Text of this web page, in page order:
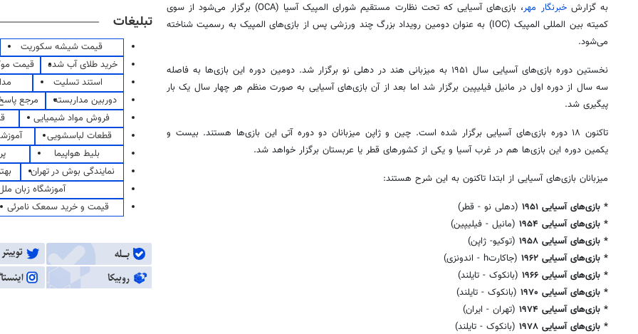
به گزارشخبرنگار مهر
، بازی‌های آسیایی که تحت نظارت مستقیم شورای المپیک آسیا (OCA) برگزار می‌شود از سوی
کمیته بین المللی
المپیک (IOC) به عنوان دومین رویداد بزرگ چند ورزشی پس از بازی‌های المپیک به رسمیت شناخته
می‌شود.
نخستین دوره بازی‌های آسیایی سال ۱۹۵۱ به میزبانی هند در دهلی نو برگزار شد. دومین دوره این بازی‌ها به فاصله
سه سال از دوره اول در مانیل فیلیپین برگزار شد اما بعد از آن بازی‌های آسیایی به صورت منظم هر چهار سال یک بار
پیگیری شد.
تاکنون ۱۸ دوره بازی‌های آسیایی برگزار شده است. چین و ژاپن میزبانان دو دوره آتی این بازی‌ها هستند. بیست و
یکمین دوره این بازی‌ها هم در غرب آسیا و یکی از کشورهای قطر یا عربستان برگزار خواهد شد.
میزبانان بازی‌های آسیایی از ابتدا تاکنون به این شرح هستند:
* بازی‌های آسیایی ۱۹۵۱
(دهلی نو - قطر)
* بازی‌های آسیایی ۱۹۵۴
(مانیل - فیلیپین)
* بازی‌های آسیایی ۱۹۵۸
(توکیو- ژاپن)
* بازی‌های آسیایی ۱۹۶۲
(جاکارتh - اندونزی)
* بازی‌های آسیایی ۱۹۶۶
(بانکوک - تایلند)
* بازی‌های آسیایی ۱۹۷۰
(بانکوک - تایلند)
* بازی‌های آسیایی ۱۹۷۴
(تهران - ایران)
* بازی‌های آسیایی ۱۹۷۸
(بانکوک - تایلند)
تبلیغات
قیمت شیشه سکوریت
خرید طلای آب شده
قیمت
استند تسلیت
دوربین مداربسته
مرجع
فروش مواد شیمیایی
قطعات لباسشویی
بلیط هواپیما
نمایندگی بوش در تهران
آموزشگاه زبان
قیمت و خرید سمعک نامرئی